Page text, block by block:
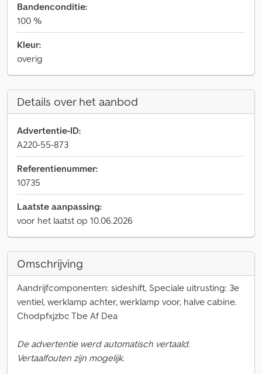
Bandenconditie:
100 %
Kleur:
overig
Details over het aanbod
Advertentie-ID:
A220-55-873
Referentienummer:
10735
Laatste aanpassing:
voor het laatst op 10.06.2026
Omschrijving
Aandrijfcomponenten: sideshift, Speciale uitrusting: 3e
ventiel, werklamp achter, werklamp voor, halve cabine.
Chodpfxjzbc Tbe Af Dea
De advertentie werd automatisch vertaald.
Vertaalfouten zijn mogelijk.